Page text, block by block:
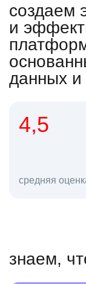
создаем
и
данных и
4,5
средняя
знаем,